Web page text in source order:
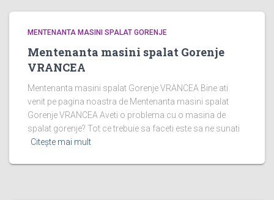
MENTENANTA MASINI SPALAT GORENJE
Mentenanta masini spalat Gorenje
VRANCEA
Mentenanta masini spalat Gorenje VRANCEA Bine ati
venit pe pagina noastra de Mentenanta masini spalat
Gorenje VRANCEA Aveti o problema cu o masina de
spalat gorenje? Tot ce trebuie sa faceti este sa ne sunati
Citește mai mult